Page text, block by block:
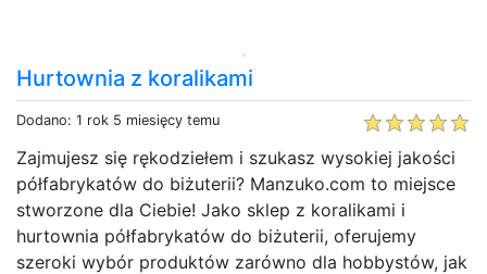
Hurtownia z koralikami
Dodano: 1 rok 5 miesięcy temu
Zajmujesz się rękodziełem i szukasz wysokiej jakości
półfabrykatów do biżuterii? Manzuko.com to miejsce
stworzone dla Ciebie! Jako sklep z koralikami i
hurtownia półfabrykatów do biżuterii, oferujemy
szeroki wybór produktów zarówno dla hobbystów, jak